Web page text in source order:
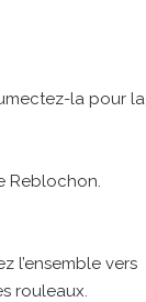
la pour la
Reblochon.
l’ensemble vers
rouleaux.